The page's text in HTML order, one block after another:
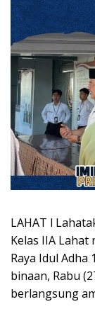
LAHAT l
Kelas IIA
Raya Idul
binaan, Rabu
berlangsung